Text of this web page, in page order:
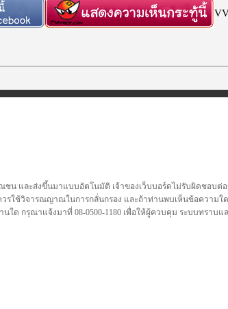
น และส่งขึ้นมาแบบอัตโนมัติ เจ้าของเว็บบอร์ดไม่รับผิดชอบต่อ
วรใช้วิจารณญาณในการกลั่นกรอง และถ้าท่านพบเห็นข้อความ
ใด กรุณาแจ้งมาที่ 08-0500-1180 เพื่อให้ผู้ควบคุม ระบบทราบ